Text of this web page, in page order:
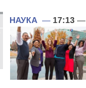
НАУКА — 17:13 —